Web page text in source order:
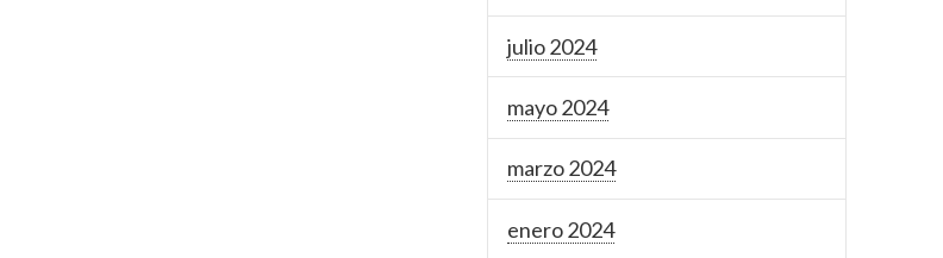
julio 2024
mayo 2024
marzo 2024
enero 2024